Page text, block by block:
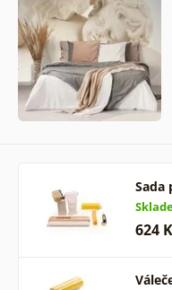
Sada
624